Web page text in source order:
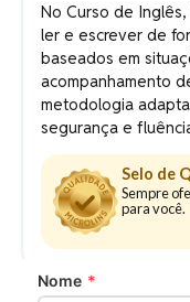
No Curso de
ler e escrever de
baseados em
acompanhamento
metodologia
segurança e
Selo de
Sempre
para você.
Nome *